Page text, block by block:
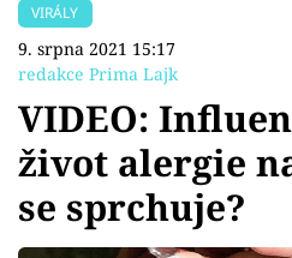
SHOPAHOLICADEL
Témata
Showbyznys
VIRÁLY
9. srpna 2021 15:17
redakce Prima Lajk
VIDEO:
život alergie
se sprchuje?